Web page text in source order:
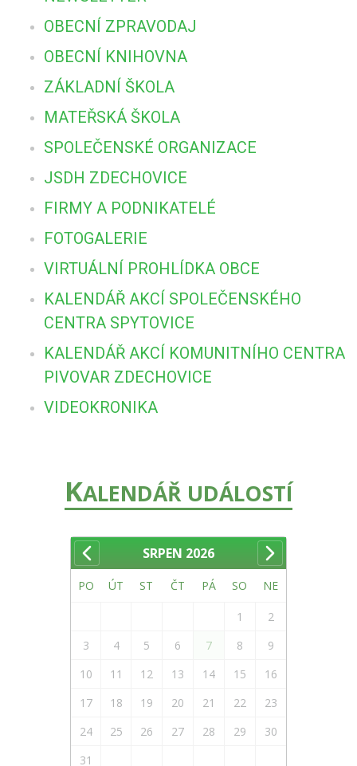
OBECNÍ ZPRAVODAJ
OBECNÍ KNIHOVNA
ZÁKLADNÍ ŠKOLA
MATEŘSKÁ ŠKOLA
SPOLEČENSKÉ ORGANIZACE
JSDH ZDECHOVICE
FIRMY A PODNIKATELÉ
FOTOGALERIE
VIRTUÁLNÍ PROHLÍDKA OBCE
KALENDÁŘ AKCÍ SPOLEČENSKÉHO
CENTRA SPYTOVICE
KALENDÁŘ AKCÍ KOMUNITNÍHO CENTRA
PIVOVAR ZDECHOVICE
VIDEOKRONIKA
KALENDÁŘ UDÁLOSTÍ
SRPEN 2026
PO ÚT ST ČT PÁ SO NE
1
2
3
4 5 6 7 8
9
10
11 12 13 14 15
16
17
18 19 20 21 22
23
24
25 26 27 28 29
30
31